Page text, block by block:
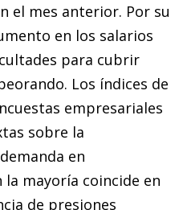
el mes anterior. Por su
en los salarios
para cubrir
Los índices de
empresariales
sobre la
en
mayoría coincide en
de presiones